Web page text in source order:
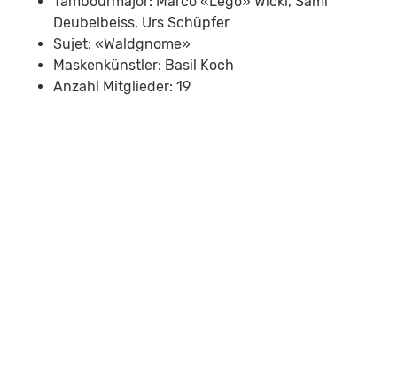
Deubelbeiss, Urs Schüpfer
Sujet: «Waldgnome»
Maskenkünstler: Basil Koch
Anzahl Mitglieder: 19